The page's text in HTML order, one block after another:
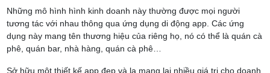
Những mô hình hình kinh doanh này thường được mọi người
tương tác với nhau thông qua ứng dụng di động app. Các ứng
dụng này mang tên thương hiệu của riêng họ, nó có thể là quán cà
phê, quán bar, nhà hàng, quán cà phê…
Sở hữu một thiết kế app đẹp và lạ mang lại nhiều giá trị cho doanh